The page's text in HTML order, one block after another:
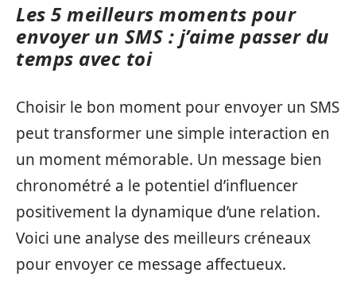
Les 5 meilleurs moments pour
envoyer un SMS : j’aime passer du
temps avec toi
Choisir le bon moment pour envoyer un SMS
peut transformer une simple interaction en
un moment mémorable. Un message bien
chronométré a le potentiel d’influencer
positivement la dynamique d’une relation.
Voici une analyse des meilleurs créneaux
pour envoyer ce message affectueux.